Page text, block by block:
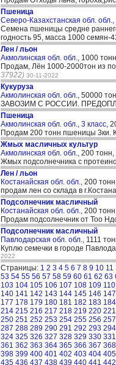
Пшеница
Северо-Казахстанская обл. обл.,
Семена пшеницы средне
годность 95, масса 1000 семян-
Лен / льон
Акмолинская обл. обл., 1000
Продам, Лён 1000-2000тон из
37922) 30-11-2022
Кукуруза
Акмолинская обл. обл., 50000
ЗАВОЗИМ С РОССИИ.
Пшеница
Акмолинская обл. обл., 3 класс,
Продам 200 тонн пшеницы 3ки.
Жмых масличных культур
Акмолинская обл. обл., 200 тонн,
Жмых подсолнечника с
Лен / льон
Костанайская обл. обл., 200
продам лен со склада в
Подсолнечник масличный
Костанайская обл. обл., 200
Продам подсолнечник от Тоо
Подсолнечник масличный
Павлодарская обл. обл., 1111
Куплю семечки в городе
2022
Страницы: 1 2 3 4 5 6 7 8 9 10 11
53 54 55 56 57 58 59 60 61 62 63
103 104 105 106 107 108 109 110
140 141 142 143 144 145 146 147
177 178 179 180 181 182 183 184
214 215 216 217 218 219 220 221
250 251 252 253 254 255 256 257
287 288 289 290 291 292 293 294
324 325 326 327 328 329 330 331
361 362 363 364 365 366 367 368
398 399 400 401 402 403 404 405
435 436 437 438 439 440 441 442